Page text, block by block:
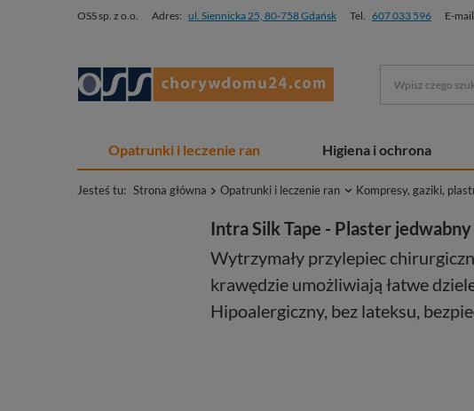
OSS sp. z o.o. Adres: ul. Siennicka 25, 80-758 Gdańsk Tel. 607 033 596 E-
Opatrunki i leczenie ran Higiena i ochrona
Jesteś tu: Strona główna Opatrunki i leczenie ran Kompresy, gaziki,
Intra Silk Tape - Plaster
Wytrzymały przylepiec
krawędzie umożliwiają łatwe
Hipoalergiczny, bez lateksu,